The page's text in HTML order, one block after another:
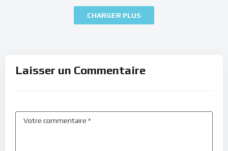
CHARGER PLUS
Laisser un Commentaire